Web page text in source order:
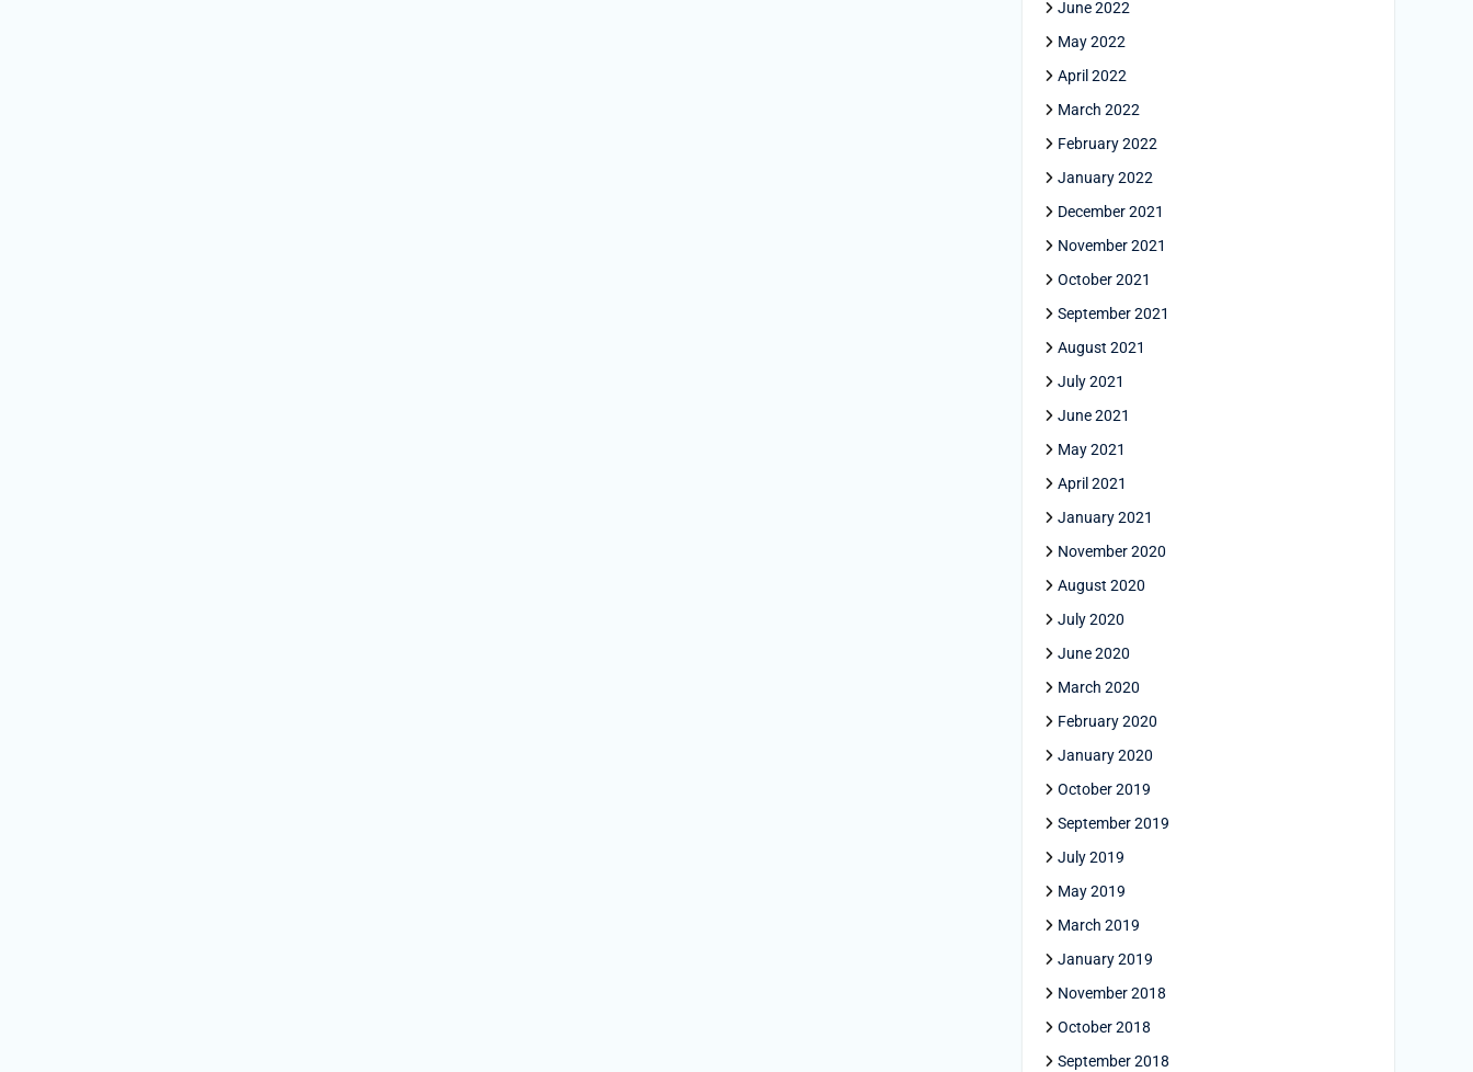
June 2022
May 2022
April 2022
March 2022
February 2022
January 2022
December 2021
November 2021
October 2021
September 2021
August 2021
July 2021
June 2021
May 2021
April 2021
January 2021
November 2020
August 2020
July 2020
June 2020
March 2020
February 2020
January 2020
October 2019
September 2019
July 2019
May 2019
March 2019
January 2019
November 2018
October 2018
September 2018